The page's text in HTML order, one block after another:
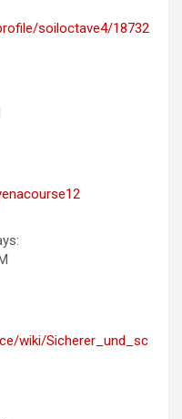
soiloctave4/18732
wiki/Sicherer_und_sc